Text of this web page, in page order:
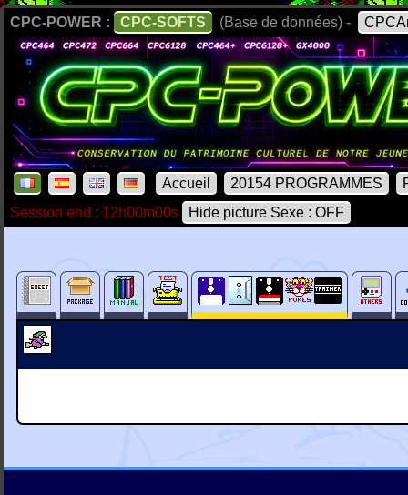
CPC-POWER : CPC-SOFTS (Base de données) -
Accueil 20154 PROGRAMMES
Session end : 12h00m00s
Hide picture Sexe : OFF